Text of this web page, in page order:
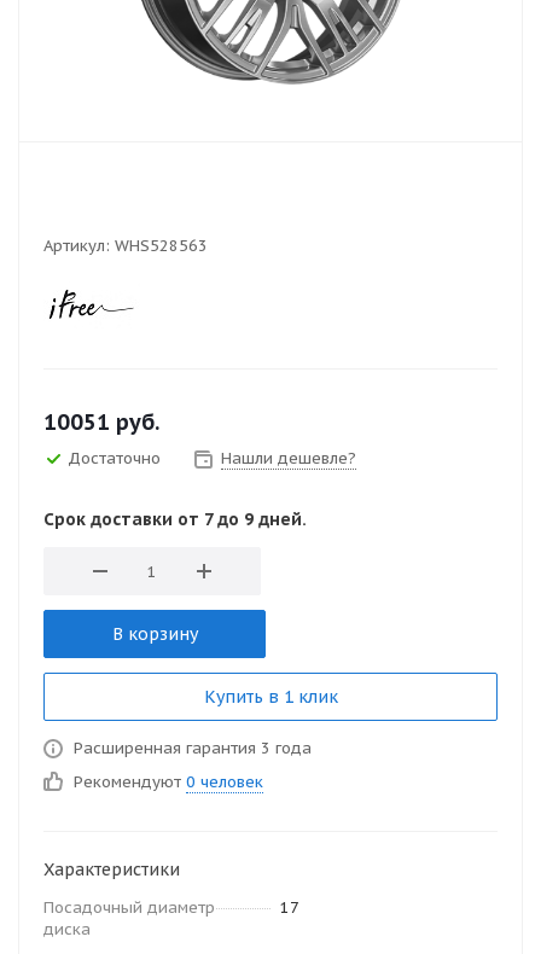
Артикул: WHS528563
10051 руб.
Достаточно Нашли дешевле?
Срок доставки от 7 до 9 дней.
В корзину
Купить в 1 клик
Расширенная гарантия 3 года
Рекомендуют 0 человек
Характеристики
Посадочный диаметр
диска
17